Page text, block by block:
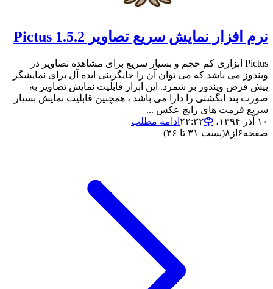
نرم افزار نمایش سریع تصاویر Pictus 1.5.2
Pictus ابزاری کم حجم و بسیار سریع برای مشاهده تصاویر در
ویندوز می باشد که می توان آن را جایگزینی ایده آل برای نمایشگر
پیش فرض ویندوز بر شمرد. این ابزار قابلیت نمایش تصاویر به
صورت بند انگشتی را دارا می باشد ، همچنین قابلیت نمایش بسیار
سریع فرمت های رایج عکس ...
۱۰ آذر ۱۳۹۴،‏ ۲۲:۳۲
ادامه مطلب
صفحه۶ از ۸(پست ۳۱ تا ۳۶)